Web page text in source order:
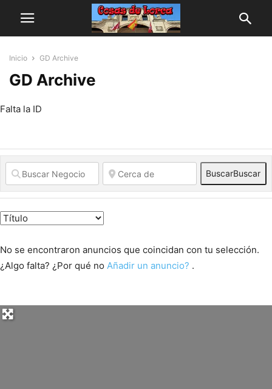
Inicio GD Archive
GD Archive
Falta la ID
BuscarBuscar
No se encontraron anuncios que coincidan con tu selección.
¿Algo falta? ¿Por qué no Añadir un anuncio? .